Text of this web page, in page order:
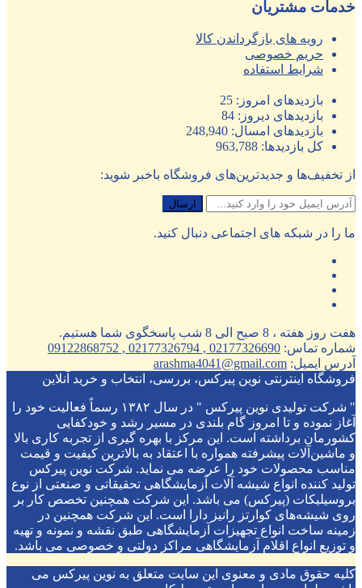
خدمات مشتریان
رویه های بازگرداندن کالا
حریم خصوصی
شرایط استفاده
بازدیدهای امروز: 25
بازدیدهای دیروز: 84
بازدیدهای امسال: 248,940
کل بازدیدها: 963,788
از تخفیف‌ها و جدیدترین‌های فروشگاه باخبر شوید:
ما را در شبکه های اجتماعی دنبال کنید.
هفت روز هفته ، 8 صبح الی 8 شب پاسخگوی شما هستیم.
شماره تماس: 02177326690 , 02177326794 , 09122868752
آدرس ایمیل: arashma4041@gmail.com
فروشگاه اینترنتی نوین پیرکس، بررسی، انتخاب و خرید آنلاین
" شرکت تولیدی نوین پیرکس " در سال ۱۳۸۲ رسماً فعالیت خود را
آغاز نموده و تا امروز گام بلندی در مسیر رشد و خودکفایی
کشورمان برداشته است. این مرکز با بهره گیری از تجربه کاری بالا
و ماشین‌آلات پیشرفته همواره با اعتقاد به بالاترین کیفیت و قیمت
مناسب محصولات خود را عرضه می نماید. شرکت نوین پیرکس
تولید کننده انواع شیشه آلات آزمایشگاهی تحقیقاتی و صنعتی از نوع
بروسیلیکات (پیرکس) می باشد. این شرکت همچنین تخصص کار بر
روی شیشه‌های کوارتز رانیز دارا است. این شرکت همچنین در
زمینه ساخت انواع تجهیزات آزمایشگاهی طبق نقشه و نمونه و تهیه
و توزیع انواع اقلام آزمایشگاهی ‌مراکز دولتی و خصوصی می باشد.
کلیه حقوق مادی و معنوی این سایت متعلق به نوین پیرکس می